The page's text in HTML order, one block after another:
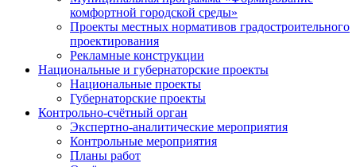
комфортной городской среды»
Проекты местных нормативов градостроительного
проектирования
Рекламные конструкции
Национальные и губернаторские проекты
Национальные проекты
Губернаторские проекты
Контрольно-счётный орган
Экспертно-аналитические мероприятия
Контрольные мероприятия
Планы работ